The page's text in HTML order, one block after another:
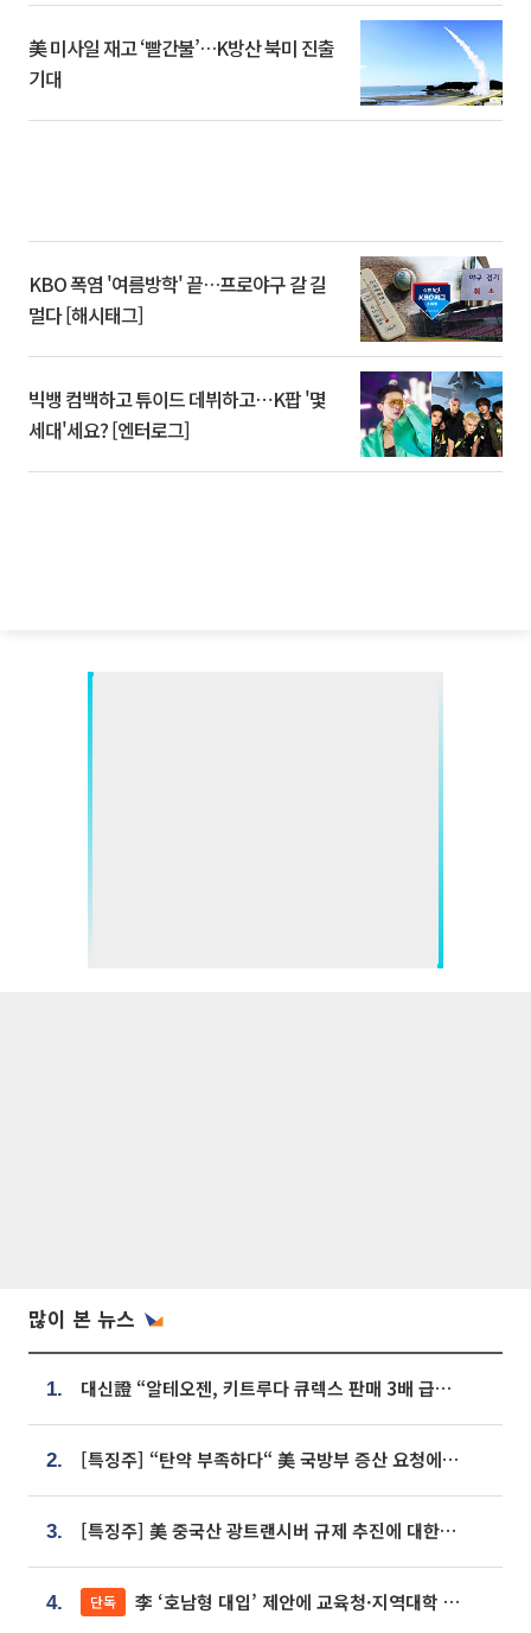
美 미사일 재고 ‘빨간불’…K방산 북미 진출
기대
KBO 폭염 '여름방학' 끝…프로야구 갈 길
멀다 [해시태그]
빅뱅 컴백하고 튜이드 데뷔하고⋯K팝 '몇
세대'세요? [엔터로그]
많이 본 뉴스
1. 대신證 “알테오젠, 키트루다 큐렉스 판매 3배 급증…목표가 41만원 상향”
2. [특징주] “탄약 부족하다“ 美 국방부 증산 요청에⋯국내 방산주 급등세
3. [특징주] 美 중국산 광트랜시버 규제 추진에 대한광통신 등 광통신株 강세
4. 단독 李 ‘호남형 대입’ 제안에 교육청·지역대학 서·논술형 입시 연계 '착수'